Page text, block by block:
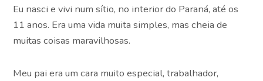
Eu nasci e vivi num sítio, no interior do Paraná, até os
11 anos. Era uma vida muita simples, mas cheia de
muitas coisas maravilhosas.
Meu pai era um cara muito especial, trabalhador,